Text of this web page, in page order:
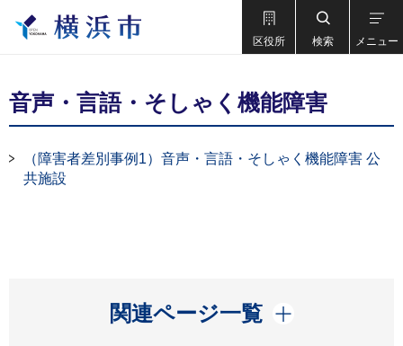
区役所 検索 メニュー
音声・言語・そしゃく機能障害
（障害者差別事例1）音声・言語・そしゃく機能障害 公
共施設
関連ページ一覧
開く